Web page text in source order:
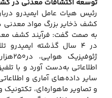
توسعه اکتشافات معدنی در
رئیس هیات عامل ایمیدرو
کشف ذخایر بزرگ مواد
به صمت گفت: فرآیند کشف
در ۴ سال گذشته
اطلاعاتی به‌دست آورد و با
سایر داده‌های آماری و
و تصاویر ماهواره‌ای،